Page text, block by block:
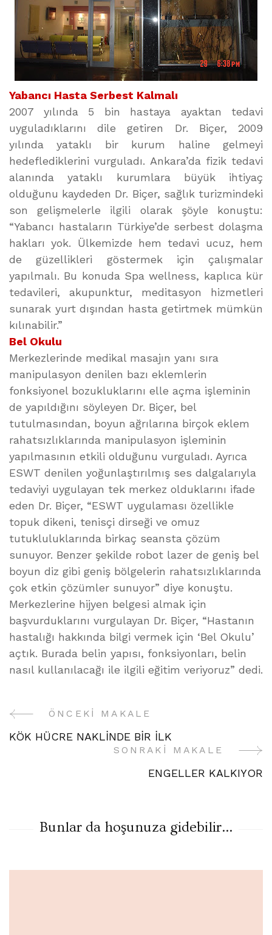
Yabancı Hasta Serbest Kalmalı
2007 yılında 5 bin hastaya ayaktan tedavi
uyguladıklarını dile getiren Dr. Biçer, 2009
yılında yataklı bir kurum haline gelmeyi
hedeflediklerini vurguladı. Ankara’da fizik tedavi
alanında yataklı kurumlara büyük ihtiyaç
olduğunu kaydeden Dr. Biçer, sağlık turizmindeki
son gelişmelerle ilgili olarak şöyle konuştu:
“Yabancı hastaların Türkiye’de serbest dolaşma
hakları yok. Ülkemizde hem tedavi ucuz, hem
de güzellikleri göstermek için çalışmalar
yapılmalı. Bu konuda Spa wellness, kaplıca kür
tedavileri, akupunktur, meditasyon hizmetleri
sunarak yurt dışından hasta getirtmek mümkün
kılınabilir.”
Bel Okulu
Merkezlerinde medikal masajın yanı sıra
manipulasyon denilen bazı eklemlerin
fonksiyonel bozukluklarını elle açma işleminin
de yapıldığını söyleyen Dr. Biçer, bel
tutulmasından, boyun ağrılarına birçok eklem
rahatsızlıklarında manipulasyon işleminin
yapılmasının etkili olduğunu vurguladı. Ayrıca
ESWT denilen yoğunlaştırılmış ses dalgalarıyla
tedaviyi uygulayan tek merkez olduklarını ifade
eden Dr. Biçer, “ESWT uygulaması özellikle
topuk dikeni, tenisçi dirseği ve omuz
tutukluluklarında birkaç seansta çözüm
sunuyor. Benzer şekilde robot lazer de geniş bel
boyun diz gibi geniş bölgelerin rahatsızlıklarında
çok etkin çözümler sunuyor” diye konuştu.
Merkezlerine hijyen belgesi almak için
başvurduklarını vurgulayan Dr. Biçer, “Hastanın
hastalığı hakkında bilgi vermek için ‘Bel Okulu’
açtık. Burada belin yapısı, fonksiyonları, belin
nasıl kullanılacağı ile ilgili eğitim veriyoruz” dedi.
YazıÖNCEKI MAKALE
KÖK HÜCRE NAKLİNDE BİR İLK
SONRAKI MAKALE
ENGELLER KALKIYOR
Bunlar da hoşunuza gidebilir...